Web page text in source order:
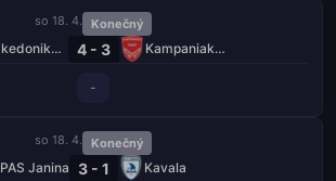
so 18. 4. Konečný
Makedonikos Neapolis 4 - 3 Kampaniakos Chalastra
-
so 18. 4. Konečný
PAS Janina 3 - 1 Kavala